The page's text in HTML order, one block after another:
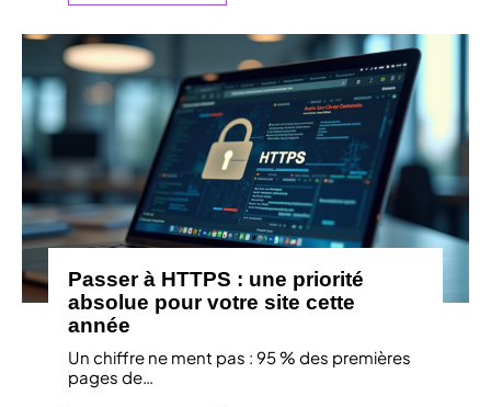
Passer à HTTPS : une priorité
absolue pour votre site cette
année
Un chiffre ne ment pas : 95 % des premières
pages de